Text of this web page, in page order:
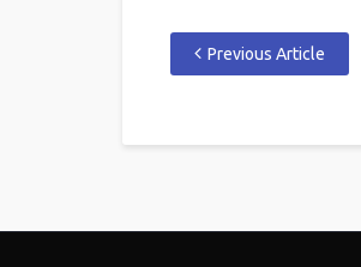
Previous Article